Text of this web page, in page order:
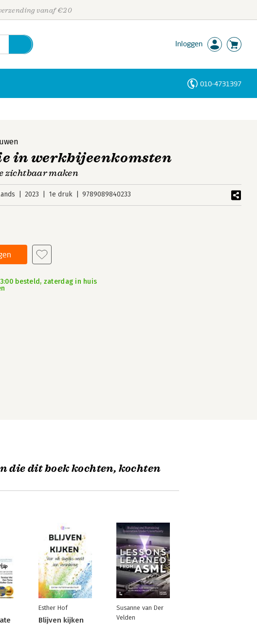
vanaf €20
Inloggen
010-4731397
in werkbijeenkomsten
zichtbaar maken
2023 1e druk 9789089840233
besteld, zaterdag in huis
die dit boek kochten, kochten
Esther Hof
Blijven kijken
Susanne van Der
Velden
Personen